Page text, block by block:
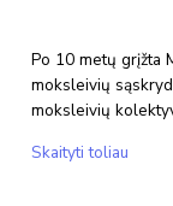
Po 10 metų grįžta
moksleivių
moksleivių
Skaityti toliau